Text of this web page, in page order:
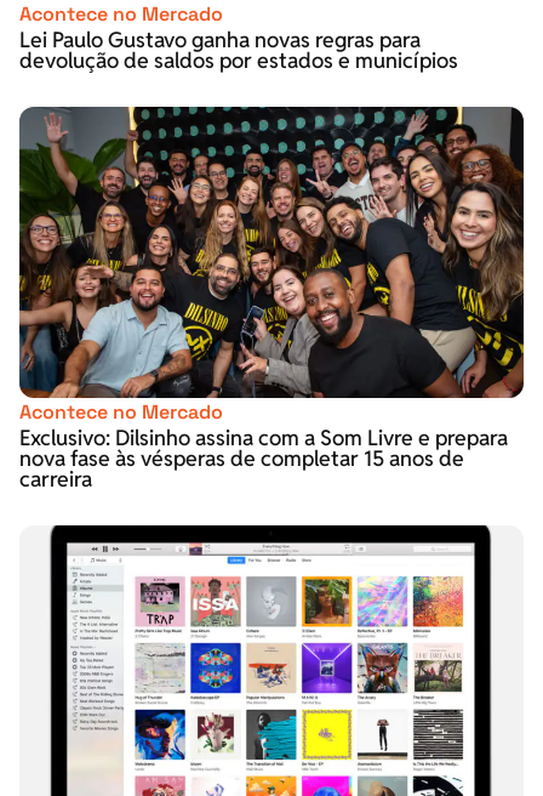
Acontece no Mercado
Lei Paulo Gustavo ganha novas regras para
devolução de saldos por estados e municípios
Acontece no Mercado
Exclusivo: Dilsinho assina com a Som Livre e prepara
nova fase às vésperas de completar 15 anos de
carreira